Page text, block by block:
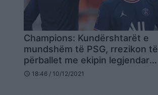
Champions: Kundërshtarët e
mundshëm të PSG, rrezikon të
përballet me ekipin legjendar
(FOTO LAJM)
schedule 18:46 / 10/12/2021